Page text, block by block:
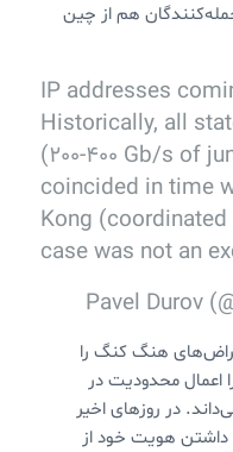
هم از چین
IP addresses
Historically, all
(200-400 Gb/s of
coincided in time
Kong (coordinated
case was not an
هنگ کنگ را
اعمال محدودیت در
در روزهای اخیر
هویت خود از